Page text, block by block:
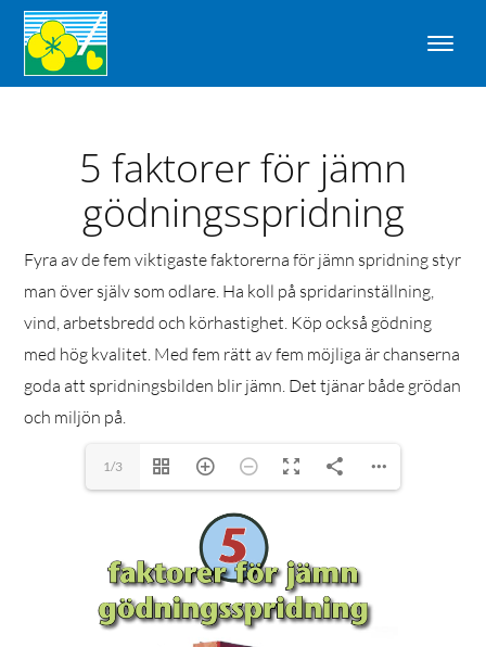
5 faktorer för jämn
gödningsspridning
Fyra av de fem viktigaste faktorerna för jämn spridning styr
man över själv som odlare. Ha koll på spridarinställning,
vind, arbetsbredd och körhastighet. Köp också gödning
med hög kvalitet. Med fem rätt av fem möjliga är chanserna
goda att spridningsbilden blir jämn. Det tjänar både grödan
och miljön på.
1/3